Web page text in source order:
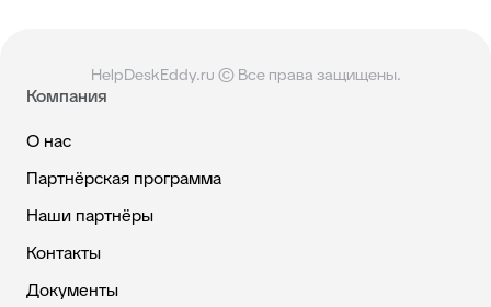
HelpDeskEddy.ru © Все права защищены.
Компания
О нас
Партнёрская программа
Наши партнёры
Контакты
Документы